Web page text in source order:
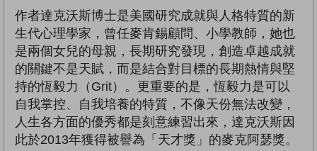
作者達克沃斯博士是美國研究成就與人格特質的新
生代心理學家，曾任麥肯錫顧問、小學教師，她也
是兩個女兒的母親，長期研究發現，創造卓越成就
的關鍵不是天賦，而是結合對目標的長期熱情與堅
持的恆毅力（Grit）。更重要的是，恆毅力是可以
自我掌控、自我培養的特質，不像天份無法改變，
人生各方面的優秀都是刻意練習出來，達克沃斯因
此於2013年獲得被譽為「天才獎」的麥克阿瑟獎。